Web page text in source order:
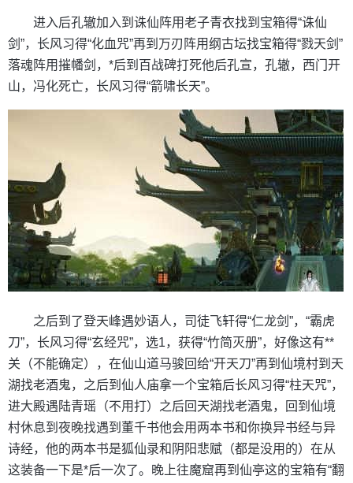
进入后孔辙加入到诛仙阵用老子青衣找到宝箱得“诛仙
剑”，长风习得“化血咒”再到万刃阵用纲古坛找宝箱得“戮天剑”
落魂阵用摧幡剑，*后到百战碑打死他后孔宣，孔辙，西门开
山，冯化死亡，长风习得“箭啸长天”。
之后到了登天峰遇妙语人，司徒飞轩得“仁龙剑”，“霸虎
刀”，长风习得“玄经咒”，选1，获得“竹简灭册”，好像这有**
关（不能确定），在仙山道马骏回给“开天刀”再到仙境村到天
湖找老酒鬼，之后到仙人庙拿一个宝箱后长风习得“柱天咒”，
进大殿遇陆青瑶（不用打）之后回天湖找老酒鬼，回到仙境
村休息到夜晚找遇到董千书他会用两本书和你换异书经与异
诗经，他的两本书是狐仙录和阴阳悲赋（都是没用的）在从
这装备一下是*后一次了。晚上往魔窟再到仙亭这的宝箱有“翻